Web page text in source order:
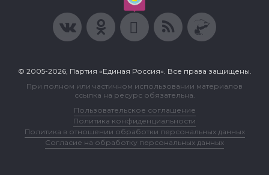
© 2005-2026, Партия «Единая Россия». Все права защищены.
При полном или частичном использовании материалов
ссылка на ресурс обязательна.
Пользовательское соглашение
Политика конфиденциальности
Политика в отношении обработки персональных данных
Согласие на обработку персональных данных